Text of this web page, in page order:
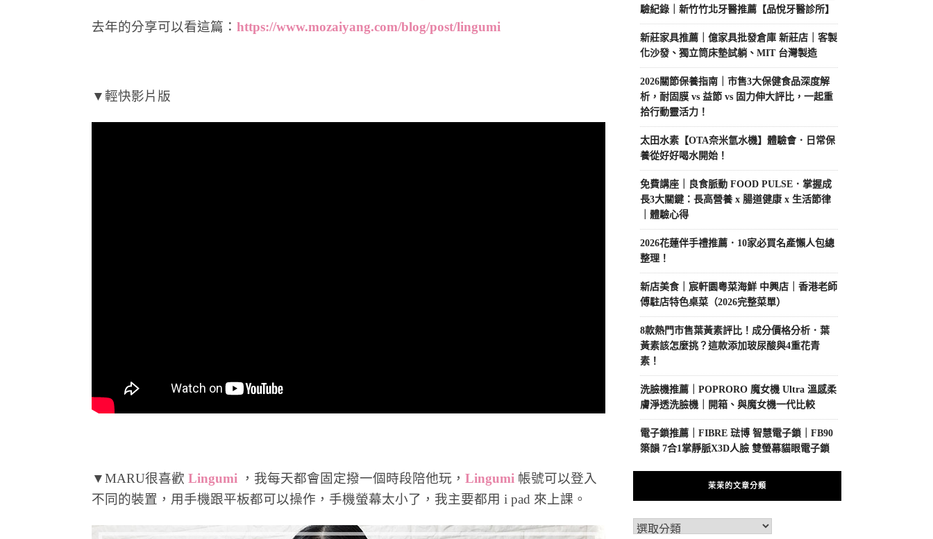
去年的分享可以看這篇： https://www.mozaiyang.com/blog/post/lingumi
▼輕快影片版
▼MARU很喜歡 Lingumi ，我每天都會固定撥一個時段陪他玩， Lingumi 帳號可以登入
不同的裝置，用手機跟平板都可以操作，手機螢幕太小了，我主要都用 i pad 來上課。
驗紀錄｜新竹竹北牙醫推薦【品悅牙醫診所】
新莊家具推薦｜億家具批發倉庫 新莊店｜客製
化沙發、獨立筒床墊試躺、MIT 台灣製造
2026關節保養指南｜市售3大保健食品深度解
析，耐固膜 vs 益節 vs 固力伸大評比，一起重
拾行動靈活力！
太田水素【OTA奈米氫水機】體驗會．日常保
養從好好喝水開始！
免費講座｜良食脈動 FOOD PULSE．掌握成
長3大關鍵：長高營養 x 腸道健康 x 生活節律
｜體驗心得
2026花蓮伴手禮推薦．10家必買名產懶人包總
整理！
新店美食｜宸軒園粵菜海鮮 中興店｜香港老師
傅駐店特色桌菜（2026完整菜單）
8款熱門市售葉黃素評比！成分價格分析．葉
黃素該怎麼挑？這款添加玻尿酸與4重花青
素！
洗臉機推薦｜POPRORO 魔女機 Ultra 溫感柔
膚淨透洗臉機｜開箱、與魔女機一代比較
電子鎖推薦｜FIBRE 琺博 智慧電子鎖｜FB90
築韻 7合1掌靜脈X3D人臉 雙螢幕貓眼電子鎖
茉茉的文章分類